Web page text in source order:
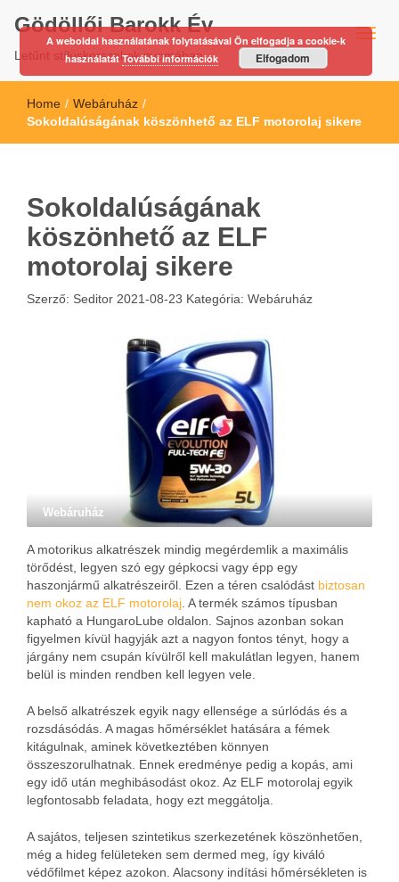
Gödöllői Barokk Év
Letűnt stíluskorszakok nyomában…
Home / Webáruház /
Sokoldalúságának köszönhető az ELF motorolaj sikere
Sokoldalúságának
köszönhető az ELF
motorolaj sikere
Szerző: Seditor 2021-08-23 Kategória: Webáruház
Webáruház
A motorikus alkatrészek mindig megérdemlik a maximális
törődést, legyen szó egy gépkocsi vagy épp egy
haszonjármű alkatrészeiről. Ezen a téren csalódást biztosan
nem okoz az ELF motorolaj . A termék számos típusban
kapható a HungaroLube oldalon. Sajnos azonban sokan
figyelmen kívül hagyják azt a nagyon fontos tényt, hogy a
járgány nem csupán kívülről kell makulátlan legyen, hanem
belül is minden rendben kell legyen vele.
A belső alkatrészek egyik nagy ellensége a súrlódás és a
rozsdásódás. A magas hőmérséklet hatására a fémek
kitágulnak, aminek következtében könnyen
összeszorulhatnak. Ennek eredménye pedig a kopás, ami
egy idő után meghibásodást okoz. Az ELF motorolaj egyik
legfontosabb feladata, hogy ezt meggátolja.
A sajátos, teljesen szintetikus szerkezetének köszönhetően,
még a hideg felületeken sem dermed meg, így kiváló
védőfilmet képez azokon. Alacsony indítási hőmérsékleten is
A weboldal használatának folytatásával Ön elfogadja a cookie-k
használatátTovábbi információk Elfogadom